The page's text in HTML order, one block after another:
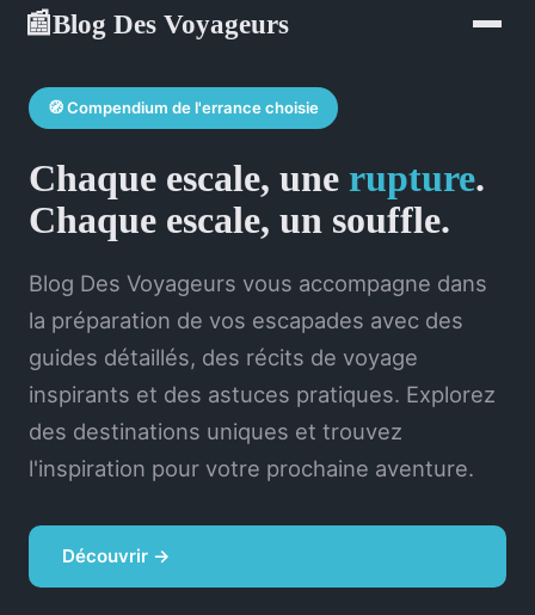
📰Blog Des Voyageurs
🧭 Compendium de l'errance choisie
Chaque escale, une rupture.
Chaque escale, un souffle.
Blog Des Voyageurs vous accompagne dans
la préparation de vos escapades avec des
guides détaillés, des récits de voyage
inspirants et des astuces pratiques. Explorez
des destinations uniques et trouvez
l'inspiration pour votre prochaine aventure.
Découvrir →